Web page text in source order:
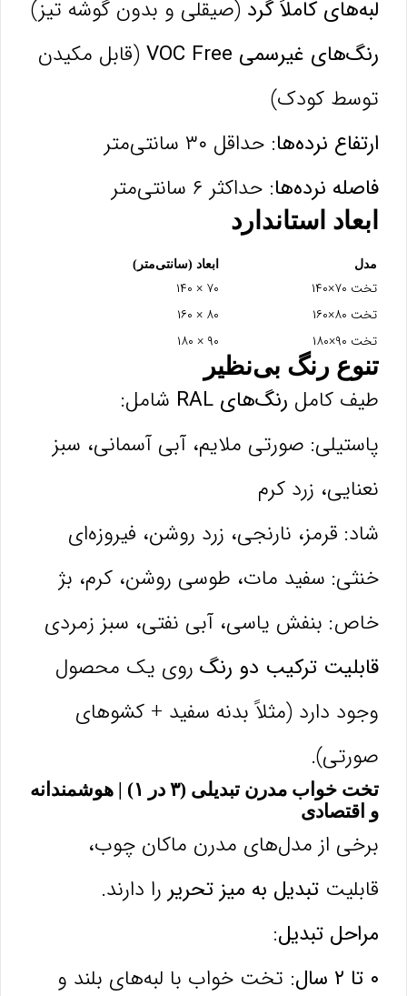
لبه‌های کاملاً گرد (صیقلی و بدون گوشه تیز)
رنگ‌های غیرسمی VOC Free
(قابل مکیدن
توسط کودک)
ارتفاع نرده‌ها: حداقل ۳۰ سانتی‌متر
فاصله نرده‌ها: حداکثر ۶ سانتی‌متر
ابعاد استاندارد
مدل ابعاد (سانتی‌متر)
تخت ۷۰×۱۴۰ ۷۰ × ۱۴۰
تخت ۸۰×۱۶۰
۸۰ × ۱۶۰
تخت ۹۰×۱۸۰
۹۰ × ۱۸۰
تنوع رنگ بی‌نظیر
طیف کامل رنگ‌های RAL
شامل:
پاستیلی: صورتی ملایم، آبی آسمانی، سبز
نعنایی، زرد کرم
شاد: قرمز، نارنجی، زرد روشن، فیروزه‌ای
خنثی: سفید مات، طوسی روشن، کرم، بژ
خاص: بنفش یاسی، آبی نفتی، سبز زمردی
قابلیت ترکیب دو رنگ روی یک محصول
وجود دارد (مثلاً بدنه سفید + کشوهای
صورتی).
تخت خواب مدرن تبدیلی (۳ در ۱) | هوشمندانه
و اقتصادی
برخی از مدل‌های مدرن ماکان چوب،
قابلیت تبدیل به میز تحریر را دارند.
مراحل تبدیل:
۰ تا ۲ سال:
تخت خواب با لبه‌های بلند و